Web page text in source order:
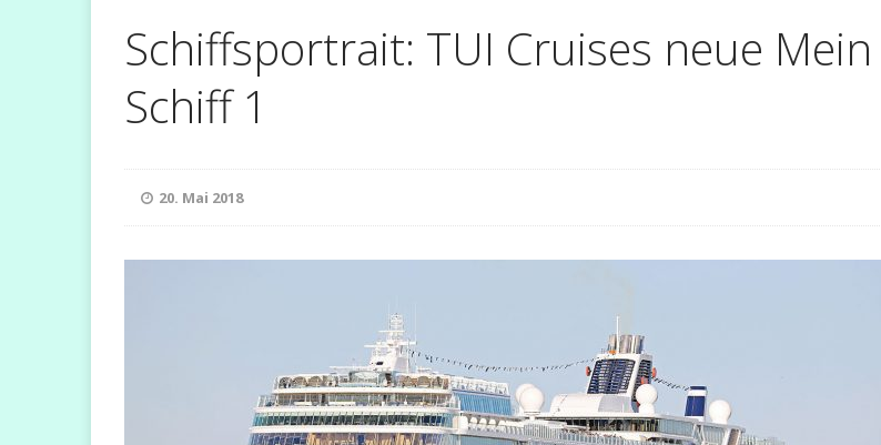
[ 6. Januar 2025 ] Von Gastown nach Waikiki mit der Celebrity Edge
[ 9. November 2023 ] WELCOME ABOARD 2024
[ 5. Dezember 2022 ] Lady Cristina neu bei Plantours Kreuzfahrten
Schiffsportrait: TUI Cruises neue Mein
Schiff 1
20. Mai 2018